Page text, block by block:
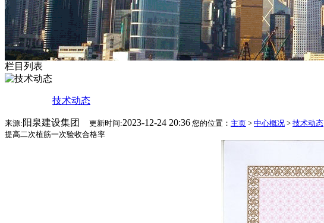
栏目列表
技术动态
来源: 阳泉建设集团 更新时间:2023-12-24 20:36 您的位置： 主页 > 中心概况 > 技术动态
提高二次植筋一次验收合格率